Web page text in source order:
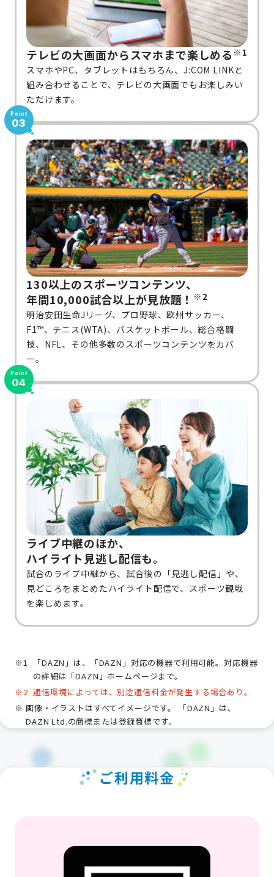
テレビの大画面からスマホまで楽しめる ※1
スマホやPC、タブレットはもちろん、J:COM LINKと
組み合わせることで、テレビの大画面でもお楽しみい
ただけます。
Point
03
130以上のスポーツコンテンツ、
年間10,000試合以上が見放題！ ※2
明治安田生命Jリーグ、プロ野球、欧州サッカー、
F1™、テニス(WTA)、バスケットボール、総合格闘
技、NFL、その他多数のスポーツコンテンツをカバ
ー。
Point
04
ライブ中継のほか、
ハイライト見逃し配信も。
試合のライブ中継から、試合後の「見逃し配信」や、
見どころをまとめたハイライト配信で、スポーツ観戦
を楽しめます。
「DAZN」は、「DAZN」対応の機器で利用可能。対応機器
の詳細は「DAZN」ホームページまで。
通信環境によっては、別途通信料金が発生する場合あり。
画像・イラストはすべてイメージです。 「DAZN」は、
DAZN Ltd.の商標または登録商標です。
ご利用料金